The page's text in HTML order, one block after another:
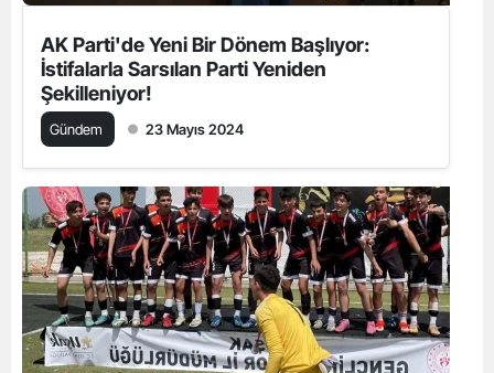
AK Parti'de Yeni Bir Dönem Başlıyor:
İstifalarla Sarsılan Parti Yeniden
Şekilleniyor!
Gündem 23 Mayıs 2024